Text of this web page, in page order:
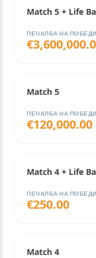
Match 5 + Life
ПЕЧАЛБА НА
€
Match 5
ПЕЧАЛБА НА
€120,000.00
Match 4 + Life
ПЕЧАЛБА НА
€250.00
Match 4